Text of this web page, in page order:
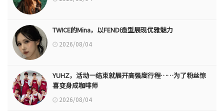
TWICE的Mina，以FENDI造型展现优雅魅力
2026/08/04
YUHZ，活动一结束就展开高强度行程……为了粉丝惊
喜变身成咖啡师
2026/08/04